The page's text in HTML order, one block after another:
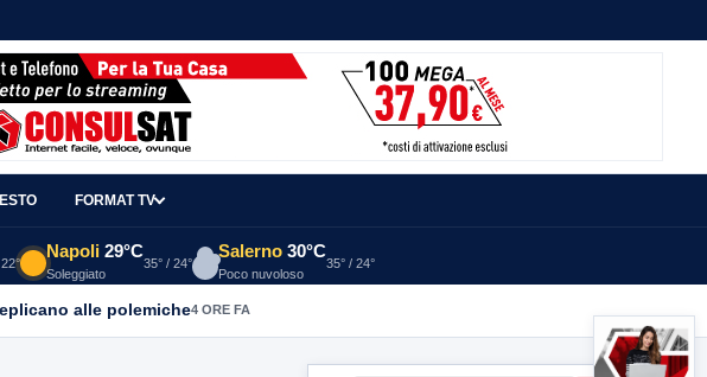
FORMAT TV
Napoli 29°C
Soleggiato
35° / 24°
Salerno 30°C
Poco nuvoloso
35° / 24°
alle polemiche4 ORE FA